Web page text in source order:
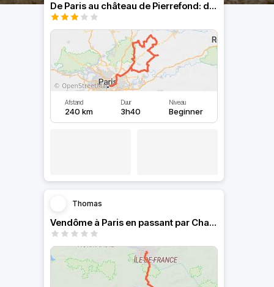
De Paris au château de Pierrefond: des virolos dans l'Oise
Afstand
240 km
Duur
3h40
Niveau
Beginner
Thomas
Vendôme à Paris en passant par Chambord et le Gâtinais